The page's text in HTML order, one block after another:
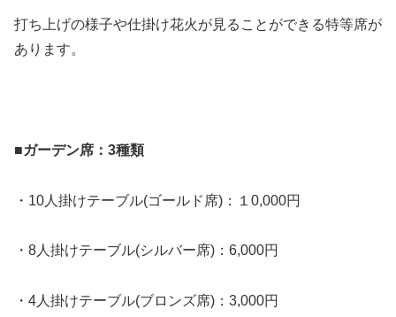
打ち上げの様子や仕掛け花火が見ることができる特等席が
あります。
■ガーデン席：3種類
・10人掛けテーブル(ゴールド席)：１0,000円
・8人掛けテーブル(シルバー席)：6,000円
・4人掛けテーブル(ブロンズ席)：3,000円